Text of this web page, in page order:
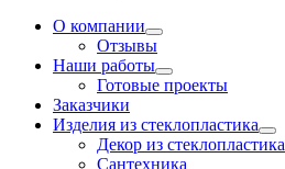
О компании
Отзывы
Наши работы
Готовые проекты
Заказчики
Изделия из стеклопластика
Декор из стеклопластика
Сантехника